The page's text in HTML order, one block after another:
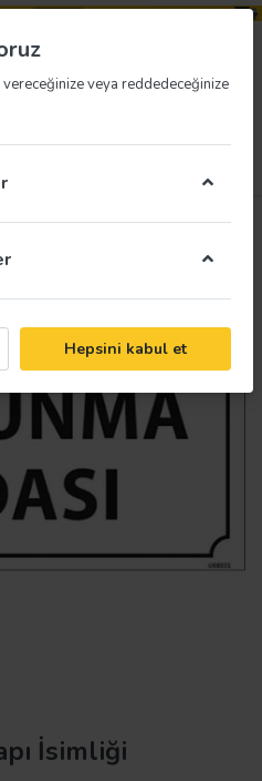
İsimliği
veya reddedeceğinize
Hepsini kabul et